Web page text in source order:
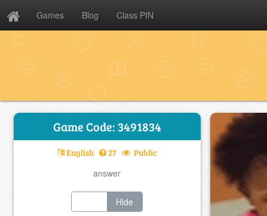
Games Blog Class PIN
Game Code: 3491834
English 27 Public
answer
Hide